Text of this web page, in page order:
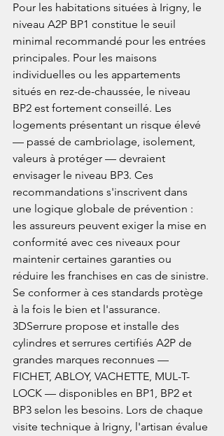
Pour les habitations situées à Irigny, le
niveau A2P BP1 constitue le seuil
minimal recommandé pour les entrées
principales. Pour les maisons
individuelles ou les appartements
situés en rez-de-chaussée, le niveau
BP2 est fortement conseillé. Les
logements présentant un risque élevé
— passé de cambriolage, isolement,
valeurs à protéger — devraient
envisager le niveau BP3. Ces
recommandations s'inscrivent dans
une logique globale de prévention :
les assureurs peuvent exiger la mise en
conformité avec ces niveaux pour
maintenir certaines garanties ou
réduire les franchises en cas de sinistre.
Se conformer à ces standards protège
à la fois le bien et l'assurance.
3DSerrure propose et installe des
cylindres et serrures certifiés A2P de
grandes marques reconnues —
FICHET, ABLOY, VACHETTE, MUL-T-
LOCK — disponibles en BP1, BP2 et
BP3 selon les besoins. Lors de chaque
visite technique à Irigny, l'artisan évalue